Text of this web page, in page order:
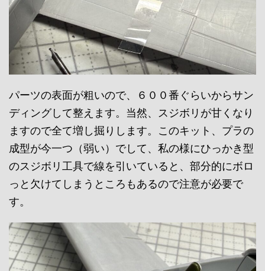
パーツの表面が粗いので、６００番ぐらいからサン
ディングして整えます。当然、スジボリが甘くなり
ますので全て増し掘りします。このキット、プラの
成型が今一つ（弱い）でして、私の様にひっかき型
のスジボリ工具で線を引いていると、部分的にボロ
っと欠けてしまうところもあるので注意が必要で
す。